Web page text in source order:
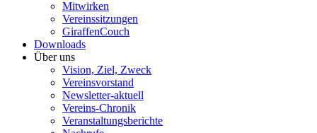
Mitwirken
Vereinssitzungen
GiraffenCouch
Downloads
Über uns
Vision, Ziel, Zweck
Vereinsvorstand
Newsletter-aktuell
Vereins-Chronik
Veranstaltungsberichte